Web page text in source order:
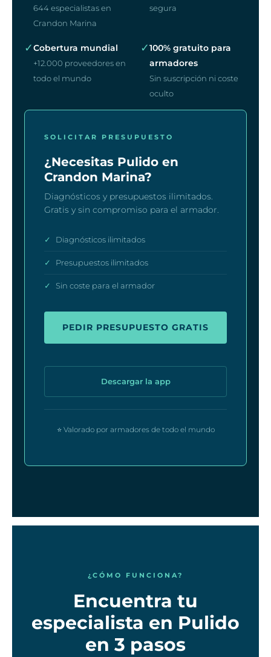
644 especialistas en
Crandon Marina
segura
✓Cobertura mundial
+12.000 proveedores en
todo el mundo
✓100% gratuito para
armadores
Sin suscripción ni coste
oculto
SOLICITAR PRESUPUESTO
¿Necesitas Pulido en
Crandon Marina?
Diagnósticos y presupuestos ilimitados.
Gratis y sin compromiso para el armador.
✓ Diagnósticos ilimitados
✓ Presupuestos ilimitados
✓ Sin coste para el armador
PEDIR PRESUPUESTO GRATIS
Descargar la app
⭐ Valorado por armadores de todo el mundo
¿CÓMO FUNCIONA?
Encuentra tu
especialista en Pulido
en 3 pasos